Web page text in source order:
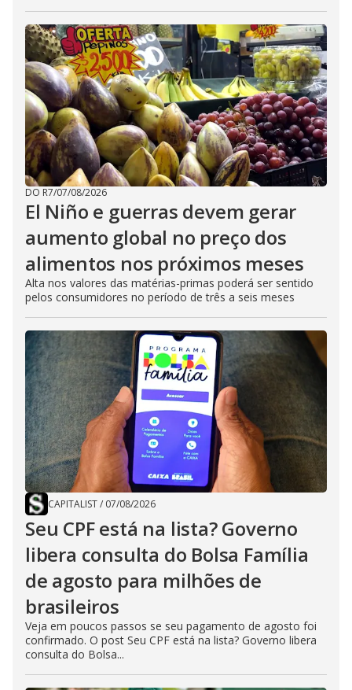
DO R7/07/08/2026
El Niño e guerras devem gerar
aumento global no preço dos
alimentos nos próximos meses
Alta nos valores das matérias-primas poderá ser sentido
pelos consumidores no período de três a seis meses
CAPITALIST/ 07/08/2026
Seu CPF está na lista? Governo
libera consulta do Bolsa Família
de agosto para milhões de
brasileiros
Veja em poucos passos se seu pagamento de agosto foi
confirmado. O post Seu CPF está na lista? Governo libera
consulta do Bolsa...